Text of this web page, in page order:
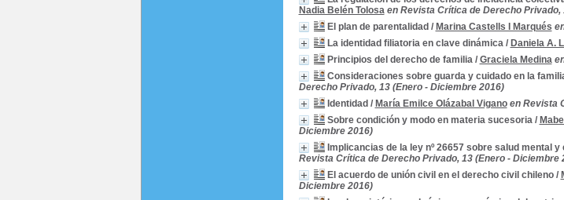
Nadia Belén Tolosa en Revista Crítica de Derecho Privado,
El plan de parentalidad / Marina Castells I Marqués
La identidad filiatoria en clave dinámica/ Daniela A.
Principios del derecho de familia/ Graciela Medina
Consideraciones sobre guarda y cuidado en la
Derecho Privado, 13 (Enero - Diciembre 2016)
Identidad / María Emilce Olázabal Vigano en Revista
Sobre condición y modo en materia sucesoria/
Diciembre 2016)
Implicancias de la ley nº 26657 sobre salud mental
Revista Crítica de Derecho Privado, 13 (Enero - Diciembre
El acuerdo de unión civil en el derecho civil chileno/
Diciembre 2016)